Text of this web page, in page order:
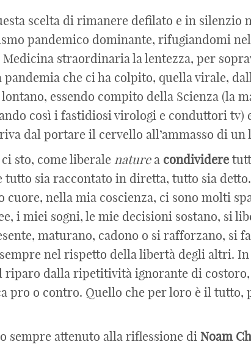
scelta di rimanere defilato e in silenzio
pandemico dominante, rifugiandomi
Medicina straordinaria la lentezza, per
pandemia che ci ha colpito, quella virale,
essendo compito della Scienza (la
così i fastidiosi virologi e conduttori tv)
dal portare il cervello all’ammasso di un
sto, come liberale naturea condividere
tutto sia raccontato in diretta, tutto sia
cuore, nella mia coscienza, ci sono molti
i miei sogni, le mie decisioni sostano, si
maturano, cadono o si rafforzano, si
sempre nel rispetto della libertà degli altri.
riparo dalla ripetitività ignorante di
pro o contro. Quello che per loro è il tutto,
sempre attenuto alla riflessione di Noam